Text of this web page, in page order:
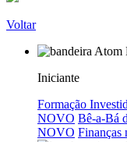
Voltar
Iniciante
Formação
NOVO Bê-a-Bá
NOVO Finanças